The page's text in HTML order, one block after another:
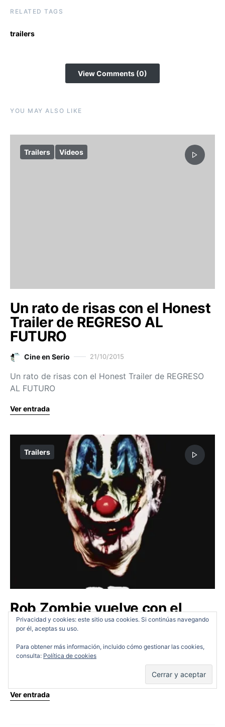
RELATED TAGS
trailers
View Comments (0)
YOU MAY ALSO LIKE
Trailers Vídeos
Un rato de risas con el Honest
Trailer de REGRESO AL
FUTURO
Cine en Serio 21/10/2015
Un rato de risas con el Honest Trailer de REGRESO
AL FUTURO
Ver entrada
Trailers
Rob Zombie vuelve con el
trailer de 31
Cine en Serio 16/06/2016
http://youtu.be/BBYVFPoWIZ8 Rob Zombie vuelve
Ver entrada
Privacidad y cookies: este sitio usa cookies. Si continúas navegando
por él, aceptas su uso.
Para obtener más información, incluido cómo gestionar las cookies,
consulta: Política de cookies